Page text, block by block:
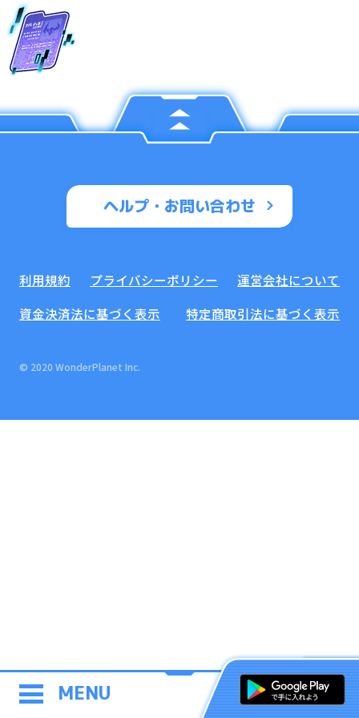
MENU
ヘルプ・お問い合わせ
利用規約 プライバシーポリシー
運営会社について
資金決済法に基づく表示
特定商取引法に基づく表示
© 2020 WonderPlanet Inc.